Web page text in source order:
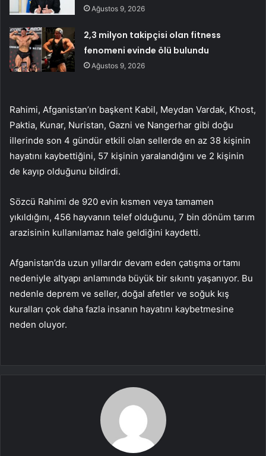
Ağustos 9, 2026
2,3 milyon takipçisi olan fitness
fenomeni evinde ölü bulundu
Ağustos 9, 2026
Rahimi, Afganistan’ın başkent Kabil, Meydan Vardak, Khost,
Paktia, Kunar, Nuristan, Gazni ve Nangerhar gibi doğu
illerinde son 4 gündür etkili olan sellerde en az 38 kişinin
hayatını kaybettiğini, 57 kişinin yaralandığını ve 2 kişinin
de kayıp olduğunu bildirdi.
Sözcü Rahimi de 920 evin kısmen veya tamamen
yıkıldığını, 456 hayvanın telef olduğunu, 7 bin dönüm tarım
arazisinin kullanılamaz hale geldiğini kaydetti.
Afganistan’da uzun yıllardır devam eden çatışma ortamı
nedeniyle altyapı anlamında büyük bir sıkıntı yaşanıyor. Bu
nedenle deprem ve seller, doğal afetler ve soğuk kış
kuralları çok daha fazla insanın hayatını kaybetmesine
neden oluyor.